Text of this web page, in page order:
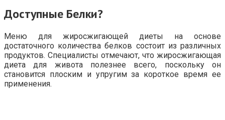
Доступные Белки?
Меню для жиросжигающей диеты на основе
достаточного количества белков состоит из различных
продуктов. Специалисты отмечают, что жиросжигающая
диета для живота полезнее всего, поскольку он
становится плоским и упругим за короткое время ее
применения.